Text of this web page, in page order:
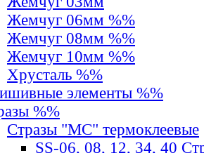
Жемчуг 06мм %%
Жемчуг 08мм %%
Жемчуг 10мм %%
Хрусталь %%
элементы %%
%%
Стразы "MС" термоклеевые
SS-06, 08, 12, 34, 40